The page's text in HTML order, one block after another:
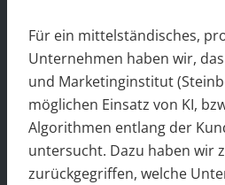
Für ein mittelständisches,
Unternehmen haben wir,
und Marketinginstitut
möglichen Einsatz von KI,
Algorithmen entlang der
untersucht. Dazu haben wir
zurückgegriffen, welche